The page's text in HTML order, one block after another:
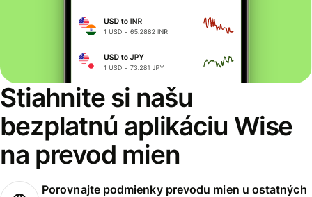
Stiahnite si našu
bezplatnú aplikáciu Wise
na prevod mien
Porovnajte podmienky prevodu mien u ostatných